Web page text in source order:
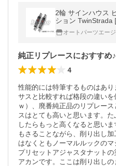
2輪 サインハウス
ション TwinStrada
ンダ CB750F
オートパーツエー
純正リプレースにおすすめ♪
4
性能的には特筆するものはあ
サスと比較すれば格段の違い
ｗ）、廃番純正品のリプレー
スはとても高いと思います。
したらもっと高くなると思い
もさることながら、削り出し
はなくともノーマルルックのマ
プリセットアジャスタナット
アカンです。ここは削り出し